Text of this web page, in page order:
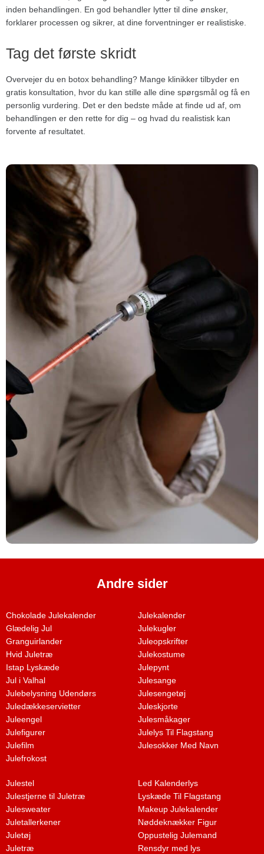
inden behandlingen. En god behandler lytter til dine ønsker,
forklarer processen og sikrer, at dine forventninger er realistiske.
Tag det første skridt
Overvejer du en botox behandling? Mange klinikker tilbyder en
gratis konsultation, hvor du kan stille alle dine spørgsmål og få en
personlig vurdering. Det er den bedste måde at finde ud af, om
behandlingen er den rette for dig – og hvad du realistisk kan
forvente af resultatet.
Andre sider
Chokolade Julekalender
Glædelig Jul
Granguirlander
Hvid Juletræ
Istap Lyskæde
Jul i Valhal
Julebelysning Udendørs
Juledækkeservietter
Juleengel
Julefigurer
Julefilm
Julefrokost
Julekalender
Julekugler
Juleopskrifter
Julekostume
Julepynt
Julesange
Julesengetøj
Juleskjorte
Julesmåkager
Julelys Til Flagstang
Julesokker Med Navn
Julestel
Julestjerne til Juletræ
Julesweater
Juletallerkener
Juletøj
Juletræ
Led Kalenderlys
Lyskæde Til Flagstang
Makeup Julekalender
Nøddeknækker Figur
Oppustelig Julemand
Rensdyr med lys